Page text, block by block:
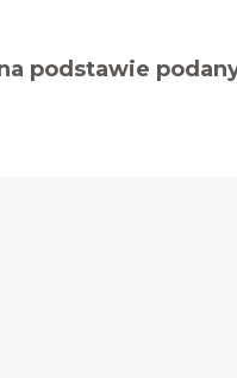
podstawie